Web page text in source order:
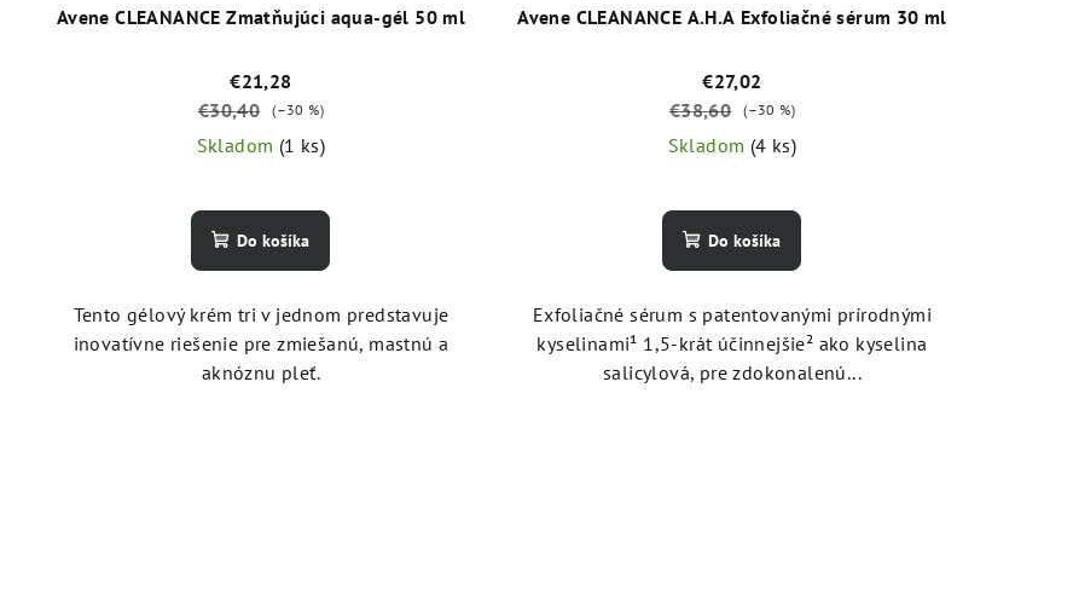
Avene CLEANANCE Zmatňujúci aqua-gél 50 ml
€21,28
€30,40
(–30 %)
Skladom (1 ks)
Do košíka
Tento gélový krém tri v jednom predstavuje
inovatívne riešenie pre zmiešanú, mastnú a
aknóznu pleť.
Avene CLEANANCE A.H.A Exfoliačné sérum 30 ml
€27,02
€38,60
(–30 %)
Skladom (4 ks)
Do košíka
Exfoliačné sérum s patentovanými prírodnými
kyselinami¹ 1,5-krát účinnejšie² ako kyselina
salicylová, pre zdokonalenú...